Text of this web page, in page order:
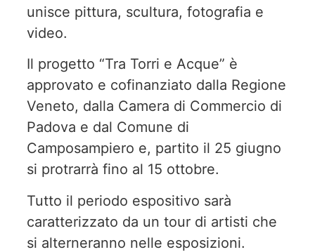
unisce pittura, scultura, fotografia e
video.
Il progetto “Tra Torri e Acque” è
approvato e cofinanziato dalla Regione
Veneto, dalla Camera di Commercio di
Padova e dal Comune di
Camposampiero e, partito il 25 giugno
si protrarrà fino al 15 ottobre.
Tutto il periodo espositivo sarà
caratterizzato da un tour di artisti che
si alterneranno nelle esposizioni.